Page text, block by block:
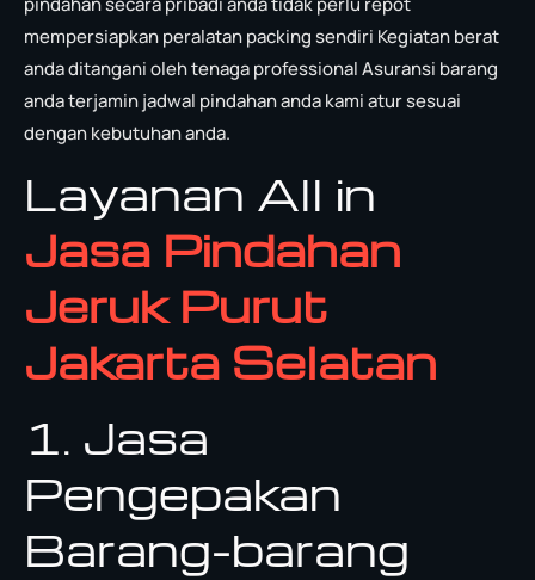
mempersiapkan peralatan packing sendiri Kegiatan berat
anda ditangani oleh tenaga professional Asuransi barang
anda terjamin jadwal pindahan anda kami atur sesuai
dengan kebutuhan anda.
Layanan All in
Jasa Pindahan
Jeruk Purut
Jakarta Selatan
1. Jasa
Pengepakan
Barang-barang